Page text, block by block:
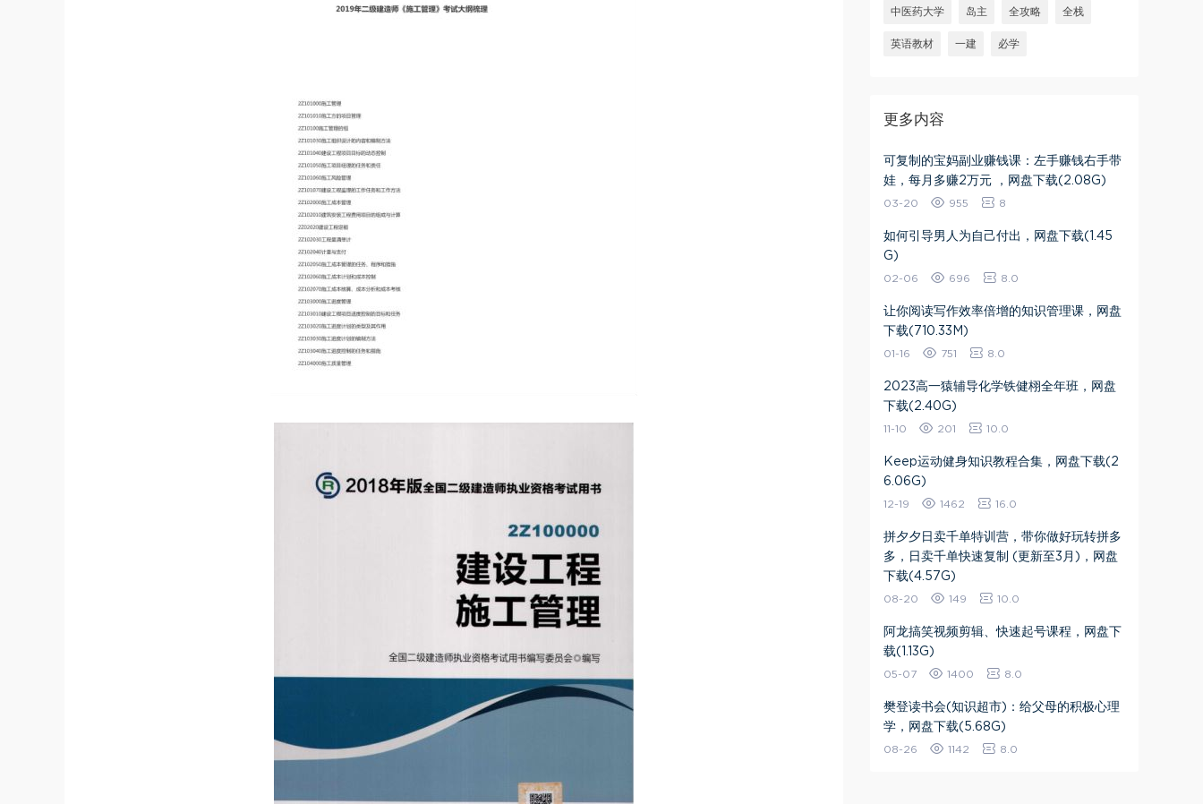
中医药大学 岛主 全攻略 全栈
英语教材 一建 必学
更多内容
可复制的宝妈副业赚钱课：左手赚钱右手带
娃，每月多赚2万元 ，网盘下载(2.08G)
03-20 955 8
如何引导男人为自己付出，网盘下载(1.45
G)
02-06 696 8.0
让你阅读写作效率倍增的知识管理课，网盘
下载(710.33M)
01-16 751 8.0
2023高一猿辅导化学铁健栩全年班，网盘
下载(2.40G)
11-10 201 10.0
Keep运动健身知识教程合集，网盘下载(2
6.06G)
12-19 1462 16.0
拼夕夕日卖千单特训营，带你做好玩转拼多
多，日卖千单快速复制 (更新至3月)，网盘
下载(4.57G)
08-20 149 10.0
阿龙搞笑视频剪辑、快速起号课程，网盘下
载(1.13G)
05-07 1400 8.0
樊登读书会(知识超市)：给父母的积极心理
学，网盘下载(5.68G)
08-26 1142 8.0